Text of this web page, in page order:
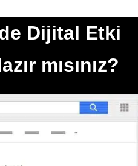
Dijital Etki
mısınız?